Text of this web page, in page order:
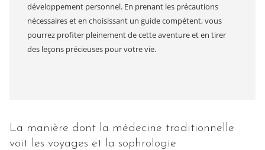
développement personnel. En prenant les précautions
nécessaires et en choisissant un guide compétent, vous
pourrez profiter pleinement de cette aventure et en tirer
des leçons précieuses pour votre vie.
La manière dont la médecine traditionnelle
voit les voyages et la sophrologie